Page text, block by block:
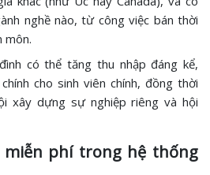
nghề nào, từ công việc bán thời
môn.
có thể tăng thu nhập đáng kể,
cho sinh viên chính, đồng thời
xây dựng sự nghiệp riêng và hội
miễn phí trong hệ thống